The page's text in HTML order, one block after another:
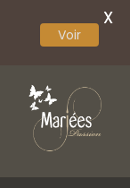
Loretti.
Voir
X